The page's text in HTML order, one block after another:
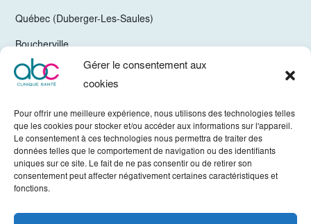
Gérer le consentement aux
cookies
Pour offrir une meilleure expérience, nous utilisons des technologies telles
que les cookies pour stocker et/ou accéder aux informations sur l'appareil.
Le consentement à ces technologies nous permettra de traiter des
données telles que le comportement de navigation ou des identifiants
uniques sur ce site. Le fait de ne pas consentir ou de retirer son
consentement peut affecter négativement certaines caractéristiques et
fonctions.
Québec (Duberger-Les-Saules)
Boucherville
Trois-Rivières
Valleyfield
Mirabel
Vaudreuil-Dorion